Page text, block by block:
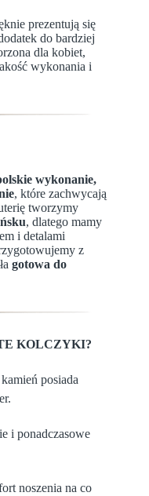
prezentują się
do bardziej
dla kobiet,
wykonania i
wykonanie,
, które zachwycają
tworzymy
, dlatego mamy
i detalami
z
gotowa do
KOLCZYKI?
posiada
i ponadczasowe
noszenia na co